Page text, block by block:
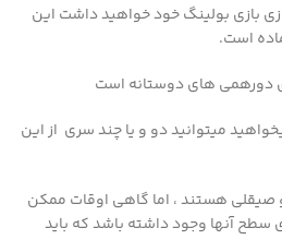
بازی بولینگ خود خواهید داشت این
دورهمی های دوستانه است
میتوانید دو و یا چند سری از این
هستند ، اما گاهی اوقات ممکن
آنها وجود داشته باشد که باید